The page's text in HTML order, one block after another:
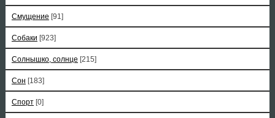
Смущение [91]
Собаки [923]
Солнышко, солнце [215]
Сон [183]
Спорт [0]